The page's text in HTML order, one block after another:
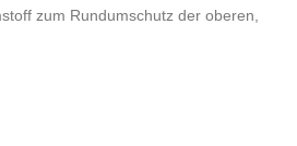
zum Rundumschutz der oberen,